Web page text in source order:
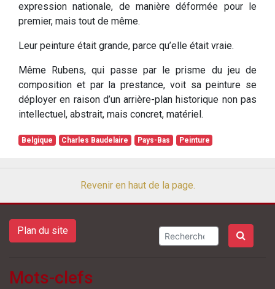
expression nationale, de manière déformée pour le
premier, mais tout de même.
Leur peinture était grande, parce qu’elle était vraie.
Même Rubens, qui passe par le prisme du jeu de
composition et par la prestance, voit sa peinture se
déployer en raison d’un arrière-plan historique non pas
intellectuel, abstrait, mais concret, matériel.
Belgique Charles Baudelaire Pays-Bas Peinture
Revenir en haut de la page.
Plan du site
Mots-clefs